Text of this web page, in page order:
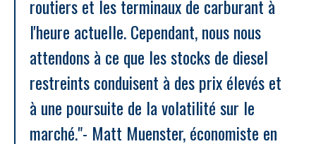
routiers et les terminaux de carburant à
l'heure actuelle. Cependant, nous nous
attendons à ce que les stocks de diesel
restreints conduisent à des prix élevés et
à une poursuite de la volatilité sur le
marché."- Matt Muenster, économiste en